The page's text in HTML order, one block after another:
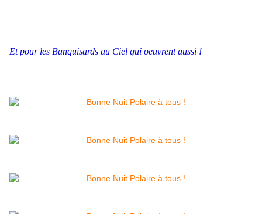
Et pour les Banquisards au Ciel qui oeuvrent aussi !